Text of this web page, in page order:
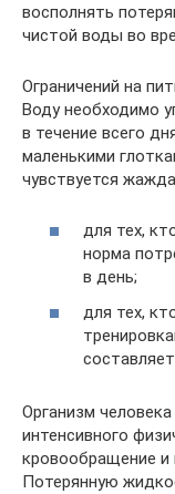
восполнять
чистой воды во
Ограничений на
Воду необходимо
в течение всего
маленькими
чувствуется жажда.
для тех,
норма
в день;
для тех,
Организм
интенсивного
кровообращение и
Потерянную